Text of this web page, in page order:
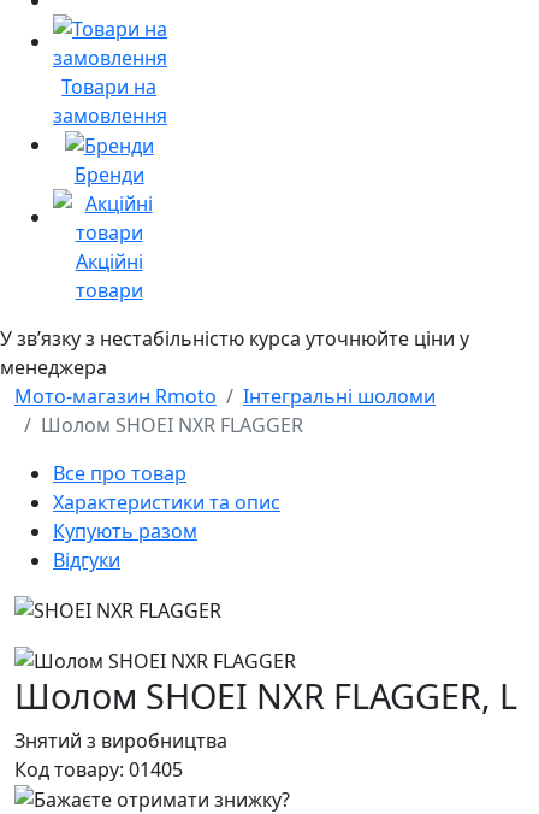
Товари на
замовлення
Бренди
Акційні
товари
У звʼязку з нестабільністю курса уточнюйте ціни у
менеджера
Мото-магазин Rmoto
Інтегральні шоломи
Шолом SHOEI NXR FLAGGER
Все про товар
Характеристики та опис
Купують разом
Відгуки
Шолом SHOEI NXR FLAGGER, L
Знятий з виробництва
Код товару: 01405